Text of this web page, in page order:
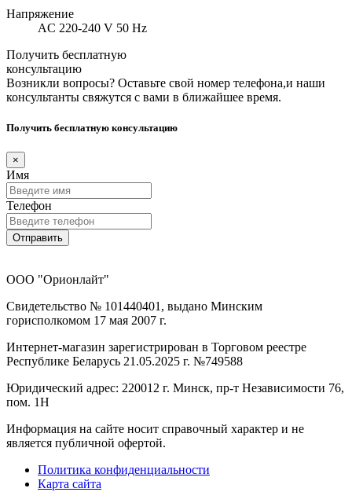
Напряжение
AC 220-240 V 50 Hz
Получить бесплатную
консультацию
Возникли вопросы? Оставьте свой номер телефона,и наши
консультанты свяжутся с вами в ближайшее время.
Получить бесплатную консультацию
×
Имя
Телефон
Отправить
ООО "Орионлайт"
Свидетельство № 101440401, выдано Минским
горисполкомом 17 мая 2007 г.
Интернет-магазин зарегистрирован в Торговом реестре
Республике Беларусь 21.05.2025 г. №749588
Юридический адрес: 220012 г. Минск, пр-т Независимости 76,
пом. 1Н
Информация на сайте носит справочный характер и не
является публичной офертой.
Политика конфиденциальности
Карта сайта